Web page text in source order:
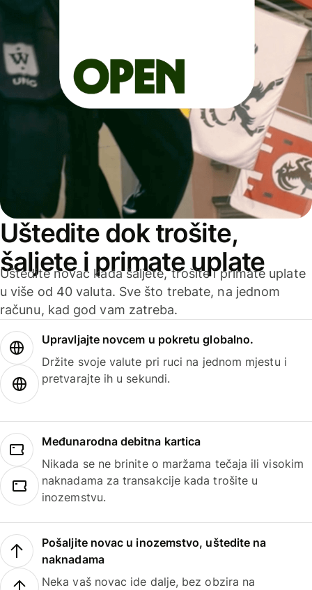
Uštedite dok trošite,
šaljete i primate uplate
Uštedite novac kada šaljete, trošite i primate uplate
u više od 40 valuta. Sve što trebate, na jednom
računu, kad god vam zatreba.
Upravljajte novcem u pokretu globalno.
Držite svoje valute pri ruci na jednom mjestu i
pretvarajte ih u sekundi.
Međunarodna debitna kartica
Nikada se ne brinite o maržama tečaja ili visokim
naknadama za transakcije kada trošite u
inozemstvu.
Pošaljite novac u inozemstvo, uštedite na
naknadama
Neka vaš novac ide dalje, bez obzira na